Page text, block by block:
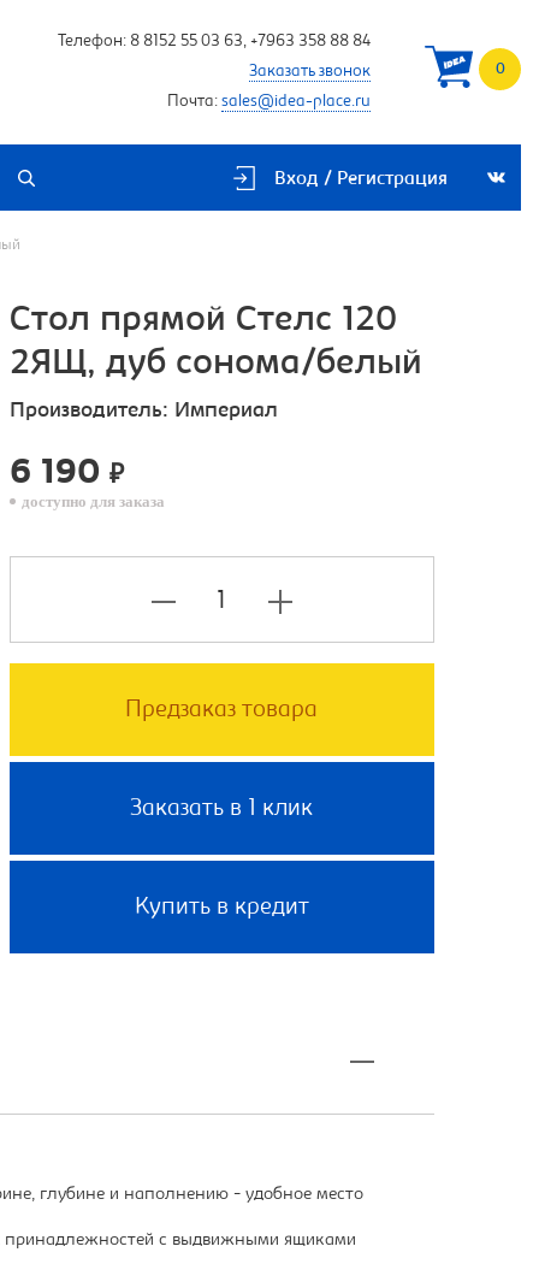
Телефон: 8 8152 55 03 63, +7963 358 88 84
Заказать звонок
Почта: sales@idea-place.ru
0
Вход / Регистрация
Cтол прямой Стелс 120
2ЯЩ, дуб сонома/белый
Производитель: Империал
6 190 ₽
доступно для заказа
Предзаказ товара
Заказать в 1 клик
Купить в кредит
глубине и наполнению - удобное место
принадлежностей с выдвижными ящиками